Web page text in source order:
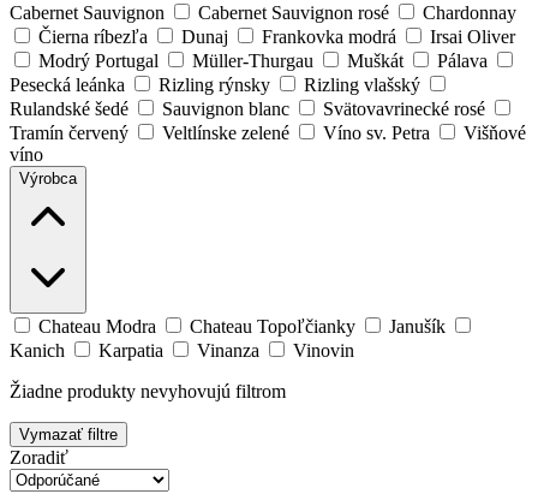
Cabernet Sauvignon
Cabernet Sauvignon rosé
Chardonnay
Čierna ríbezľa
Dunaj Frankovka modrá
Irsai Oliver
Modrý Portugal
Müller-Thurgau Muškát
Pálava
Pesecká leánka
Rizling rýnsky
Rizling vlašský
Rulandské šedé
Sauvignon blanc
Svätovavrinecké rosé
Tramín červený
Veltlínske zelené Víno sv. Petra
Višňové
víno
Výrobca
Chateau Modra Chateau Topoľčianky
Janušík
Kanich
Karpatia Vinanza
Vinovin
Žiadne produkty nevyhovujú filtrom
Vymazať filtre
Zoradiť